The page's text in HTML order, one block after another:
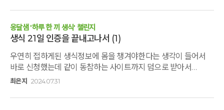
하고 하토마이시간에 아이의 작은 손가락이 나의 머리에 닿았다.
작고 연약한 손가락으로 뭘 할 수 있을까 싶었지만, 손가락 끝으로
연약한 딸아이의 손가락이 내 머리에 또 얼굴에 닿을 때마다
미안함과 감사함을 느꼈다. 손잡고 어두운 밤길도 걸어보고
하늘의 별을 보기도 하면서 아이는 ‘이렇게 어두워도 함께 별보러
생식으로 건강도챙기고~ 가볍게 식사를 할 수 있어서 더욱
좋았습니다. 감사합니다.^^
옹달샘 '하루 한 끼 생식' 챌린지
생식 21일 인증을 끝내고나서 (1)
우연히 접하게된 생식정보에 몸을 챙겨야한다는 생각이 들어서
바로 신청했는데 같이 동참하는 사이트까지 덤으로 받아서
신나게 운동하며 실천한 결과 장이 가벼워지니 몸도
최은지 2024.07.31